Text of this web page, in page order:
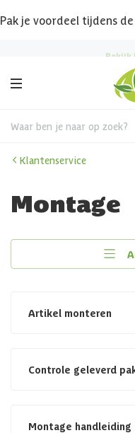
Pak je voordeel tijdens de
Bekijk
Waar ben je naar op zoek?
Klantenservice
Montage
Artikel monteren
Controle geleverd
Montage handleiding